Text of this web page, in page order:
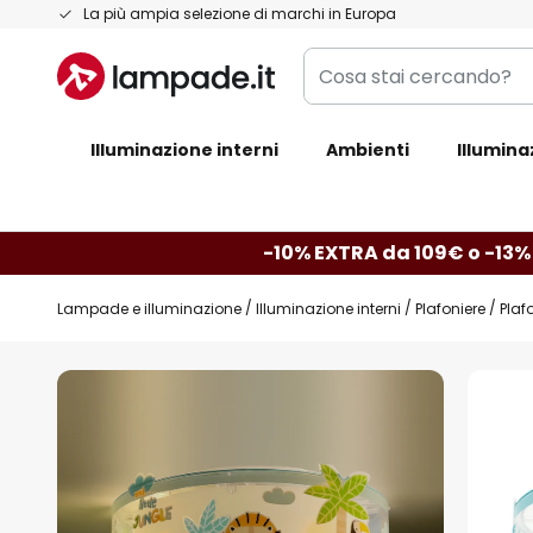
La più ampia selezione di marchi in Europa
Salta
contenuto
Cosa
stai
Illuminazione interni Ambienti
-10% EXTRA da 109€ o -
Lampade e illuminazione Illuminazione interni Plafoniere
Vai
galleria